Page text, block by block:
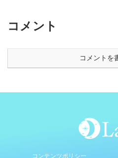
コメント
コメントを
コンテンツポリシー